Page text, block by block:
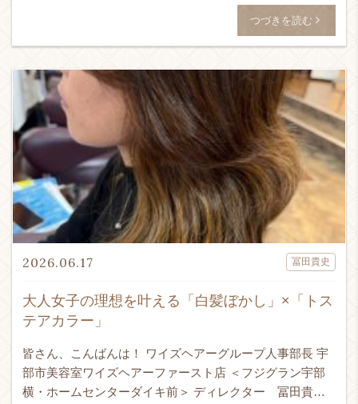
つづきを読む
大人女子の理想を叶える「白髪ぼかし」×「トス
テアカラー」
2026.06.17 冨田貴史
皆さん、こんばんは！ ワイズヘアーグループ人事部長 宇
部市美容室ワイズヘアーファースト店 ＜フジグラン宇部
横・ホームセンターダイキ前＞ ディレクター 冨田貴史